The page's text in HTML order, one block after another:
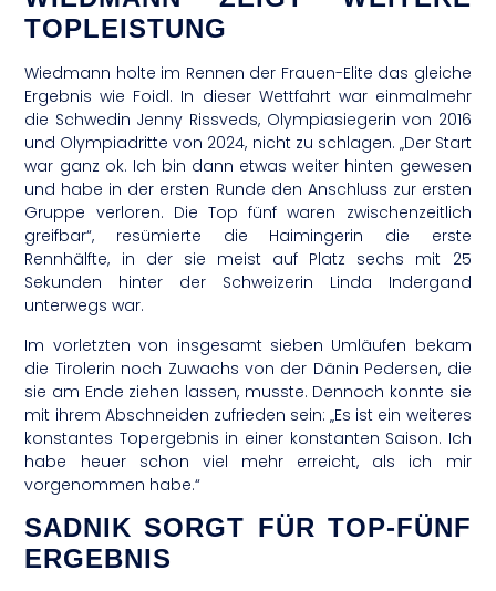
TOPLEISTUNG
Wiedmann holte im Rennen der Frauen-Elite das gleiche
Ergebnis wie Foidl. In dieser Wettfahrt war einmalmehr
die Schwedin Jenny Rissveds, Olympiasiegerin von 2016
und Olympiadritte von 2024, nicht zu schlagen. „Der Start
war ganz ok. Ich bin dann etwas weiter hinten gewesen
und habe in der ersten Runde den Anschluss zur ersten
Gruppe verloren. Die Top fünf waren zwischenzeitlich
greifbar“, resümierte die Haimingerin die erste
Rennhälfte, in der sie meist auf Platz sechs mit 25
Sekunden hinter der Schweizerin Linda Indergand
unterwegs war.
Im vorletzten von insgesamt sieben Umläufen bekam
die Tirolerin noch Zuwachs von der Dänin Pedersen, die
sie am Ende ziehen lassen, musste. Dennoch konnte sie
mit ihrem Abschneiden zufrieden sein: „Es ist ein weiteres
konstantes Topergebnis in einer konstanten Saison. Ich
habe heuer schon viel mehr erreicht, als ich mir
vorgenommen habe.“
SADNIK SORGT FÜR TOP-FÜNF
ERGEBNIS